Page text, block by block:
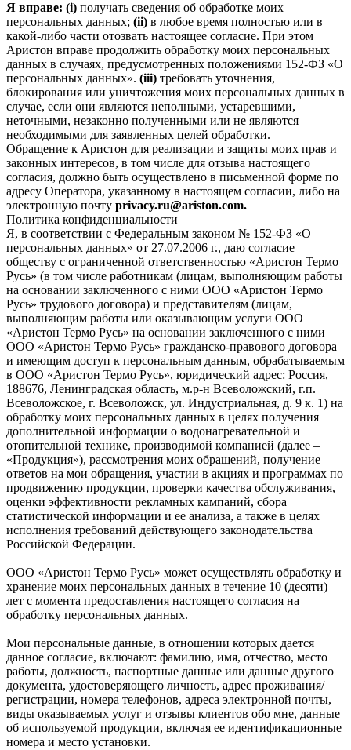
Я вправе: (i) получать сведения об обработке моих
персональных данных; (ii) в любое время полностью или в
какой-либо части отозвать настоящее согласие. При этом
Аристон вправе продолжить обработку моих персональных
данных в случаях, предусмотренных положениями 152-ФЗ «О
персональных данных». (iii) требовать уточнения,
блокирования или уничтожения моих персональных данных в
случае, если они являются неполными, устаревшими,
неточными, незаконно полученными или не являются
необходимыми для заявленных целей обработки.
Обращение к Аристон для реализации и защиты моих прав и
законных интересов, в том числе для отзыва настоящего
согласия, должно быть осуществлено в письменной форме по
адресу Оператора, указанному в настоящем согласии, либо на
электронную почту privacy.ru@ariston.com.
Политика конфиденциальности
Я, в соответствии с Федеральным законом № 152-ФЗ «О
персональных данных» от 27.07.2006 г., даю согласие
обществу с ограниченной ответственностью «Аристон Термо
Русь» (в том числе работникам (лицам, выполняющим работы
на основании заключенного с ними ООО «Аристон Термо
Русь» трудового договора) и представителям (лицам,
выполняющим работы или оказывающим услуги ООО
«Аристон Термо Русь» на основании заключенного с ними
ООО «Аристон Термо Русь» гражданско-правового договора
и имеющим доступ к персональным данным, обрабатываемым
в ООО «Аристон Термо Русь», юридический адрес: Россия,
188676, Ленинградская область, м.р-н Всеволожский, г.п.
Всеволожское, г. Всеволожск, ул. Индустриальная, д. 9 к. 1) на
обработку моих персональных данных в целях получения
дополнительной информации о водонагревательной и
отопительной технике, производимой компанией (далее –
«Продукция»), рассмотрения моих обращений, получение
ответов на мои обращения, участии в акциях и программах по
продвижению продукции, проверки качества обслуживания,
оценки эффективности рекламных кампаний, сбора
статистической информации и ее анализа, а также в целях
исполнения требований действующего законодательства
Российской Федерации.
ООО «Аристон Термо Русь» может осуществлять обработку и
хранение моих персональных данных в течение 10 (десяти)
лет с момента предоставления настоящего согласия на
обработку персональных данных.
Мои персональные данные, в отношении которых дается
данное согласие, включают: фамилию, имя, отчество, место
работы, должность, паспортные данные или данные другого
документа, удостоверяющего личность, адрес проживания/
регистрации, номера телефонов, адреса электронной почты,
виды оказываемых услуг и отзывы клиентов обо мне, данные
об используемой продукции, включая ее идентификационные
номера и место установки.